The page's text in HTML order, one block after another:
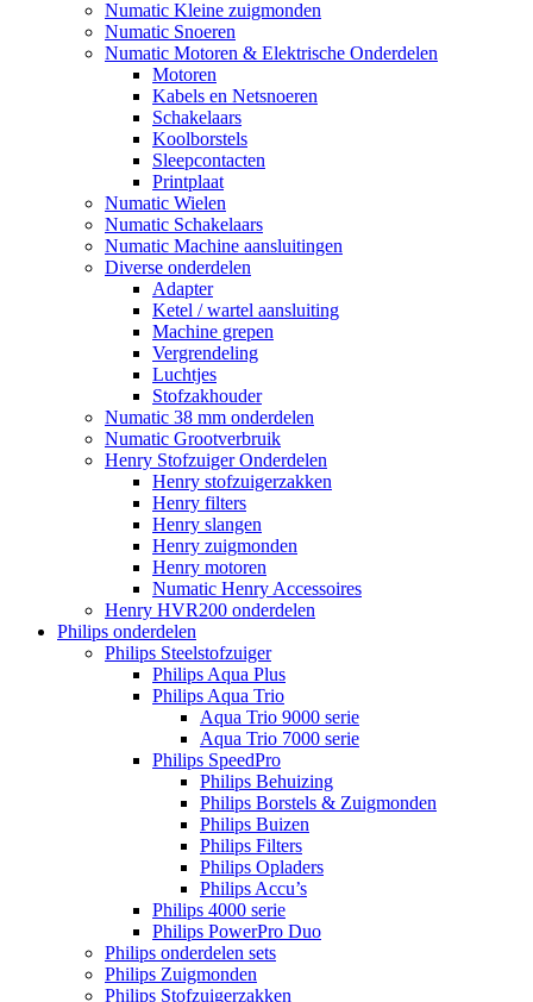
Numatic Kleine zuigmonden
Numatic Snoeren
Numatic Motoren & Elektrische Onderdelen
Motoren
Kabels en Netsnoeren
Schakelaars
Koolborstels
Sleepcontacten
Printplaat
Numatic Wielen
Numatic Schakelaars
Numatic Machine aansluitingen
Diverse onderdelen
Adapter
Ketel / wartel aansluiting
Machine grepen
Vergrendeling
Luchtjes
Stofzakhouder
Numatic 38 mm onderdelen
Numatic Grootverbruik
Henry Stofzuiger Onderdelen
Henry stofzuigerzakken
Henry filters
Henry slangen
Henry zuigmonden
Henry motoren
Numatic Henry Accessoires
Henry HVR200 onderdelen
Philips onderdelen
Philips Steelstofzuiger
Philips Aqua Plus
Philips Aqua Trio
Aqua Trio 9000 serie
Aqua Trio 7000 serie
Philips SpeedPro
Philips Behuizing
Philips Borstels & Zuigmonden
Philips Buizen
Philips Filters
Philips Opladers
Philips Accu’s
Philips 4000 serie
Philips PowerPro Duo
Philips onderdelen sets
Philips Zuigmonden
Philips Stofzuigerzakken